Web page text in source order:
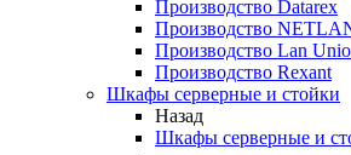
Производство Datarex
Производство
Производство Lan
Производство Rexant
Шкафы серверные и стойки
Назад
Шкафы серверные и